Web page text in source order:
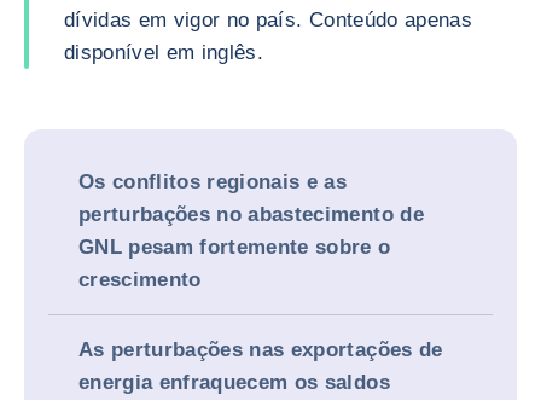
dívidas em vigor no país. Conteúdo apenas
disponível em inglês.
Os conflitos regionais e as
perturbações no abastecimento de
GNL pesam fortemente sobre o
crescimento
As perturbações nas exportações de
energia enfraquecem os saldos